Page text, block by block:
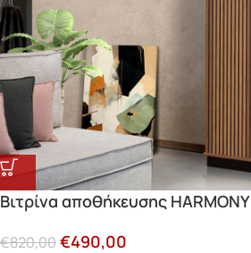
Βιτρίνα αποθήκευσης HARMONY
€820,00€490,00